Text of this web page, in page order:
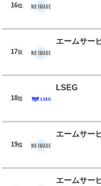
16位
17位
エームサー
18位
LSEG
19位
エームサー
エームサー